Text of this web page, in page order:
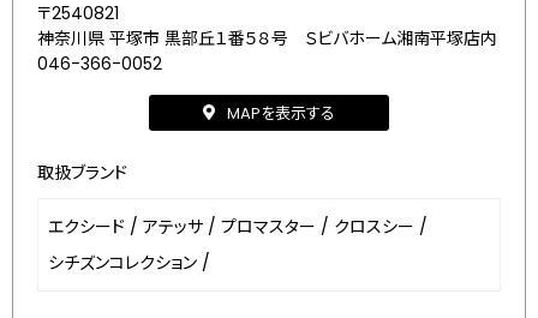
〒2540821
神奈川県 平塚市 黒部丘１番５８号 Ｓビバホーム湘南平塚店内
046-366-0052
MAPを表示する
取扱ブランド
エクシード / アテッサ / プロマスター / クロスシー /
シチズンコレクション /